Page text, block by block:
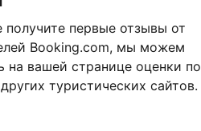
получите первые отзывы от
Booking.com, мы можем
на вашей странице оценки по
туристических сайтов.